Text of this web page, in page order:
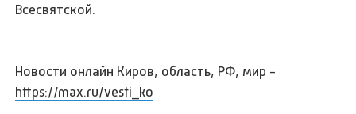
Всесвятской.
Новости онлайн Киров, область, РФ, мир -
https://max.ru/vesti_ko